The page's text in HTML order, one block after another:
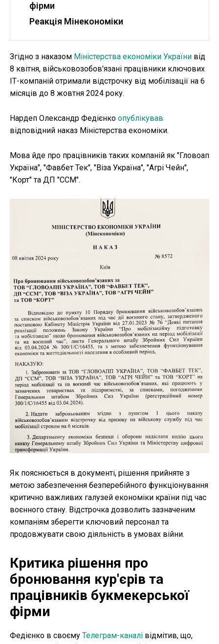
фірми
Реакція Мінекономіки
Згідно з наказом Міністерства економіки України від
8 квітня, військовозобов'язані працівники ключових
ІТ-компаній отримали відстрочку від мобілізації на 6
місяців до 8 жовтня 2024 року.
Нардеп Олександр Федієнко опублікував
відповідний наказ Міністерства економіки.
Мова йде про працівників таких компаній як "Гловоап
Україна", "Фавбет Тек", "Віза Україна", "Агрі Чейн",
"Корт" та ДП "ССМ".
Як пояснюється в документі, рішення прийняте з
метою забезпечення безперебійного функціонування
критично важливих галузей економіки країни під час
воєнного стану. Відстрочка дозволить зазначеним
компаніям зберегти ключовий персонал та
продовжувати свою діяльність в умовах війни.
Критика рішення про
бронювання кур'єрів та
працівників букмекерської
фірми
Федієнко в своєму Телеграм-каналі відмітив, що,